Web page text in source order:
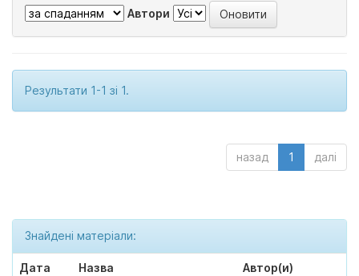
Автори
Результати 1-1 зі 1.
назад 1 далі
Знайдені матеріали:
Дата
Назва Автор(и)